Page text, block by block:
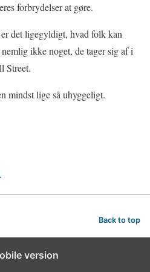
forbrydelser at gøre.
det ligegyldigt, hvad folk kan
ikke noget, de tager sig af i
Street.
mindst lige så uhyggeligt.
Back to top
version